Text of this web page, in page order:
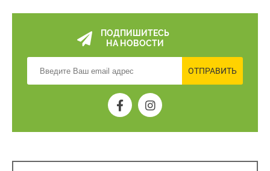
ПОДПИШИТЕСЬ
НА НОВОСТИ
ОТПРАВИТЬ